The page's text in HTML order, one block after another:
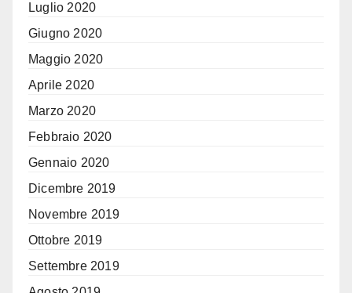
Luglio 2020
Giugno 2020
Maggio 2020
Aprile 2020
Marzo 2020
Febbraio 2020
Gennaio 2020
Dicembre 2019
Novembre 2019
Ottobre 2019
Settembre 2019